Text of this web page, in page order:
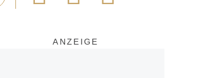
teilen
ANZEIGE